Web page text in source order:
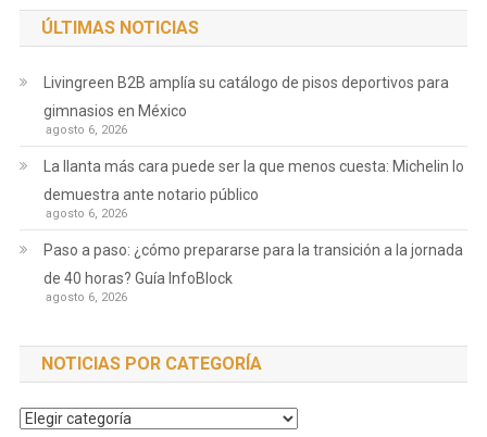
ÚLTIMAS NOTICIAS
Livingreen B2B amplía su catálogo de pisos deportivos para
gimnasios en México
agosto 6, 2026
La llanta más cara puede ser la que menos cuesta: Michelin lo
demuestra ante notario público
agosto 6, 2026
Paso a paso: ¿cómo prepararse para la transición a la jornada
de 40 horas? Guía InfoBlock
agosto 6, 2026
NOTICIAS POR CATEGORÍA
Noticias